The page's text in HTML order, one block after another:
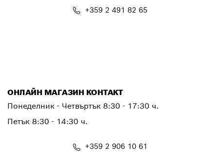
+359 2 491 82 65
ОНЛАЙН МАГАЗИН КОНТАКТ
Понеделник - Четвъртък 8:30 - 17:30 ч.
Петък 8:30 - 14:30 ч.
+359 2 906 10 61